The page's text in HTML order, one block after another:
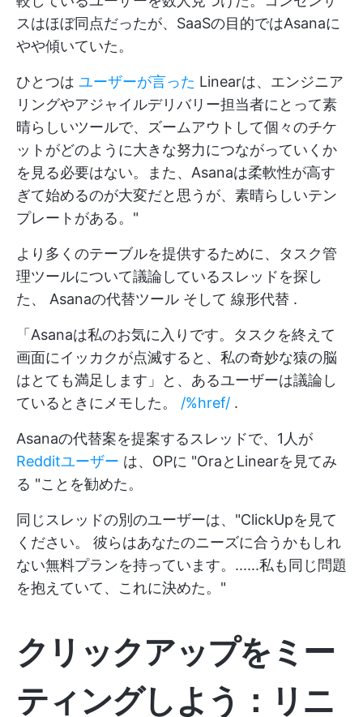
スはほぼ同点だったが、SaaSの目的ではAsanaに
やや傾いていた。
ひとつは ユーザーが言った Linearは、エンジニア
リングやアジャイルデリバリー担当者にとって素
晴らしいツールで、ズームアウトして個々のチケ
ットがどのように大きな努力につながっていくか
を見る必要はない。また、Asanaは柔軟性が高す
ぎて始めるのが大変だと思うが、素晴らしいテン
プレートがある。"
より多くのテーブルを提供するために、タスク管
理ツールについて議論しているスレッドを探し
た、 Asanaの代替ツール そして 線形代替 .
「Asanaは私のお気に入りです。タスクを終えて
画面にイッカクが点滅すると、私の奇妙な猿の脳
はとても満足します」と、あるユーザーは議論し
ているときにメモした。 /%href/ .
Asanaの代替案を提案するスレッドで、1人が
Redditユーザー は、OPに "OraとLinearを見てみ
る "ことを勧めた。
同じスレッドの別のユーザーは、"ClickUpを見て
ください。 彼らはあなたのニーズに合うかもしれ
ない無料プランを持っています。......私も同じ問題
を抱えていて、これに決めた。"
クリックアップをミー
ティングしよう：リニ